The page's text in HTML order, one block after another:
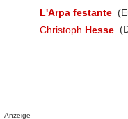
L'Arpa festante
Christoph Hesse
Anzeige